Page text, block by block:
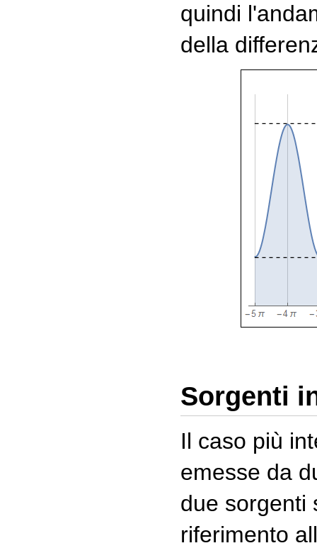
quindi
della
Sorgenti
Il caso più
emesse da
due sorgenti
riferimento